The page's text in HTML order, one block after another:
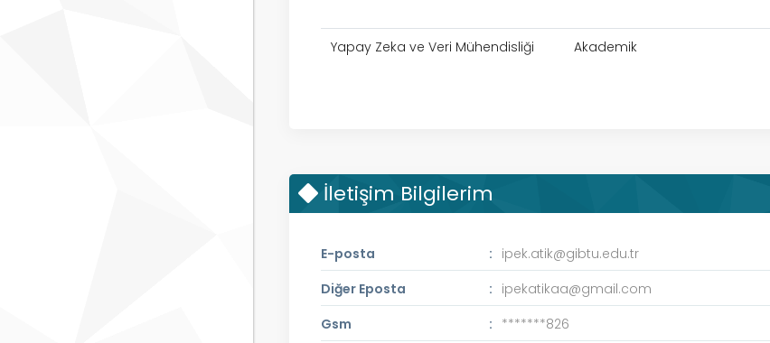
Yapay Zeka ve Veri Mühendisliği Akademik
İletişim Bilgilerim
E-posta
ipek.atik@gibtu.edu.tr
Diğer Eposta
ipekatikaa@gmail.com
Gsm
*******826